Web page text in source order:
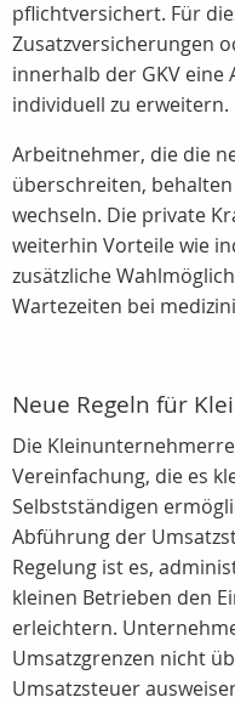
pflichtversichert. Für
Zusatzversicherungen
innerhalb der GKV eine
individuell zu erweitern.
Arbeitnehmer, die die
überschreiten,
wechseln. Die private
weiterhin Vorteile wie
zusätzliche
Wartezeiten bei
Neue Regeln für
Die
Vereinfachung, die es
Selbstständigen
Abführung der
Regelung ist es,
kleinen Betrieben den
erleichtern.
Umsatzgrenzen nicht
Umsatzsteuer